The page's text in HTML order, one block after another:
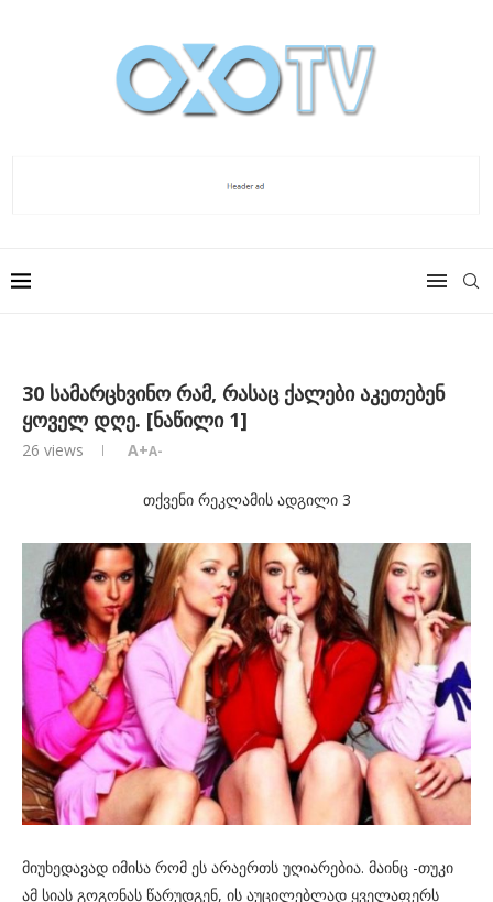
30 სამარცხვინო რამ, რასაც ქალები აკეთებენ
ყოველ დღე. [ნაწილი 1]
26 views A+A-
თქვენი რეკლამის ადგილი 3
მიუხედავად იმისა რომ ეს არაერთს უღიარებია. მაინც -თუკი
ამ სიას გოგონას წარუდგენ, ის აუცილებლად ყველაფერს